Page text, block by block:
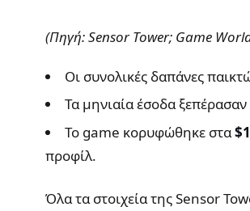
(Πηγή: Sensor Tower; Game
Οι συνολικές δαπάνες
Τα μηνιαία έσοδα
Το game κορυφώθηκε στα
προφίλ.
Όλα τα στοιχεία της Sensor